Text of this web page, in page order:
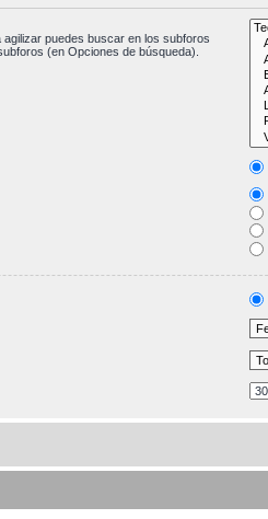
puedes buscar en los subforos
(en Opciones de búsqueda).